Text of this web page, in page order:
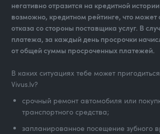
негативно отразится на кредитной
возможно, кредитном рейтинге, что может
отказа со стороны поставщика услуг. В
платежа, за каждый день просрочки
от общей суммы просроченных платежей.
В каких ситуациях тебе может
Vivus.lv?
срочный ремонт автомобиля или
транспортного средства;
запланированное посещение зубного